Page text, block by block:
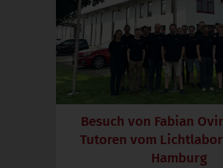
Besuch von Fabian
Tutoren vom
Hamburg